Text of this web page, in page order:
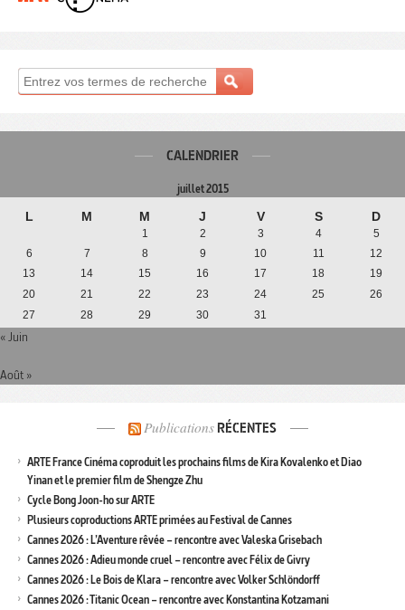
CALENDRIER
juillet 2015
L M M J V S D
1 2 3 4
5
6
7 8 9 10 11
12
13
14 15 16 17 18
19
20
21 22 23 24 25
26
27
28 29 30 31
« Juin
Août »
Publications RÉCENTES
ARTE France Cinéma coproduit les prochains films de Kira Kovalenko et Diao
Yinan et le premier film de Shengze Zhu
Cycle Bong Joon-ho sur ARTE
Plusieurs coproductions ARTE primées au Festival de Cannes
Cannes 2026 : L’Aventure rêvée – rencontre avec Valeska Grisebach
Cannes 2026 : Adieu monde cruel – rencontre avec Félix de Givry
Cannes 2026 : Le Bois de Klara – rencontre avec Volker Schlöndorff
Cannes 2026 : Titanic Ocean – rencontre avec Konstantina Kotzamani